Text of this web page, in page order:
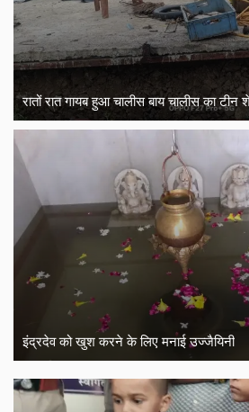
रातों रात गायब हुआ चालीस बाय चालीस का टीन
इंद्रदेव को खुश करने के लिए मनाई उज्जैयिनी